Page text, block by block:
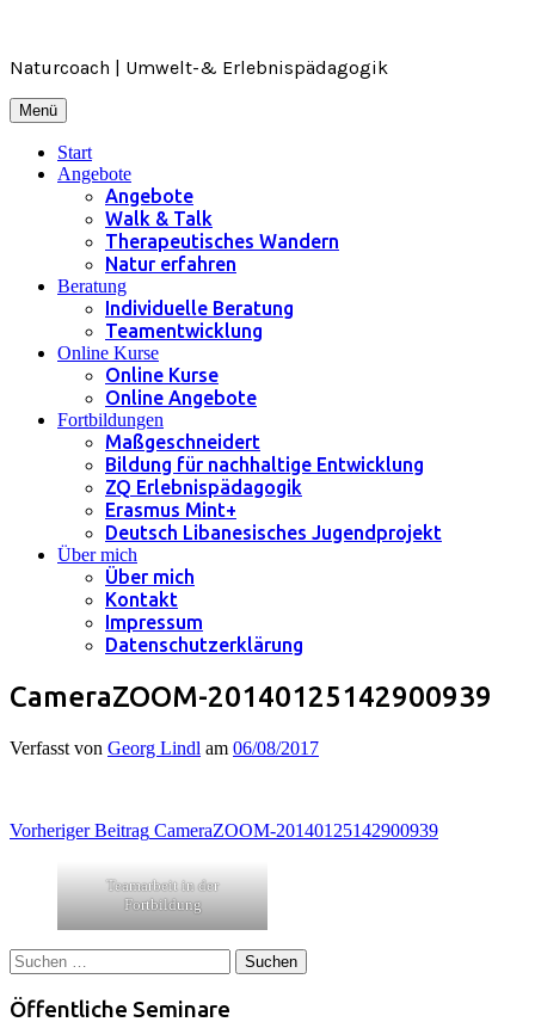
springen
Naturcoach | Umwelt-& Erlebnispädagogik
Menü
Start
Angebote
Angebote
Walk & Talk
Therapeutisches Wandern
Natur erfahren
Beratung
Individuelle Beratung
Teamentwicklung
Online Kurse
Online Kurse
Online Angebote
Fortbildungen
Maßgeschneidert
Bildung für nachhaltige Entwicklung
ZQ Erlebnispädagogik
Erasmus Mint+
Deutsch Libanesisches Jugendprojekt
Über mich
Über mich
Kontakt
Impressum
Datenschutzerklärung
CameraZOOM-20140125142900939
Verfasst von Georg Lindl am 06/08/2017
Beitragsnavigation
Vorheriger Beitrag CameraZOOM-20140125142900939
Teamarbeit in der
Fortbildung
Suchen
nach:
Öffentliche Seminare